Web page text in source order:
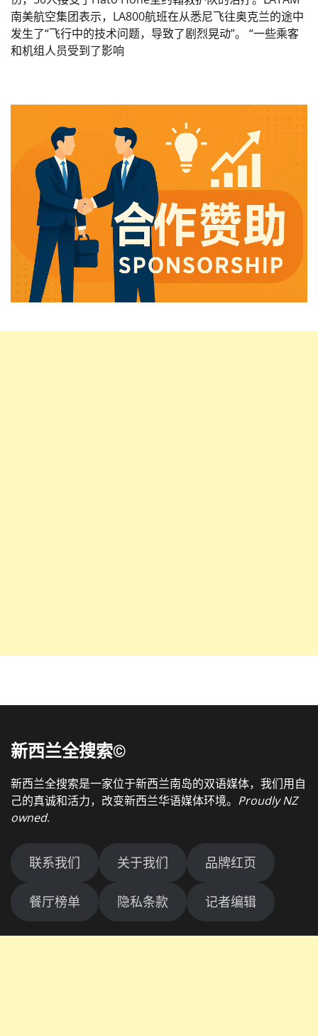
南美航空集团表示，LA800航班在从悉尼飞往奥克兰的途中
发生了“飞行中的技术问题，导致了剧烈晃动”。 “一些乘客
和机组人员受到了影响
新西兰全搜索©
新西兰全搜索是一家位于新西兰南岛的双语媒体，我们用自
己的真诚和活力，改变新西兰华语媒体环境。 Proudly NZ
owned.
联系我们 关于我们 品牌红页
餐厅榜单 隐私条款 记者编辑